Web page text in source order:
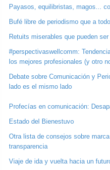
Payasos, equilibristas, magos...
Bufé libre de periodismo que a
Retuits miserables que pueden
#perspectivaswellcomm:
los mejores profesionales (y otro
Debate sobre Comunicación y
lado es el mismo lado
Profecías en comunicación:
Estado del Bienestuvo
Otra lista de consejos sobre
transparencia
Viaje de ida y vuelta hacia un